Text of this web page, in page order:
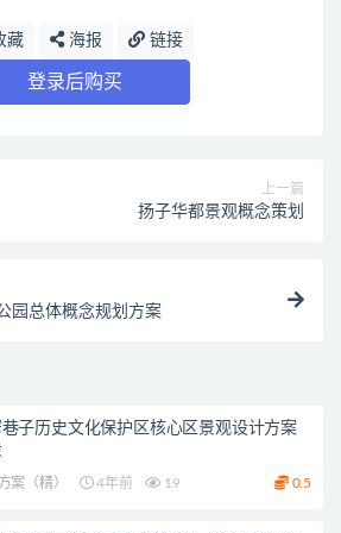
藏 海报 链接
登录后购买
上一篇
扬子华都景观概念策划
园总体概念规划方案
巷子历史文化保护区核心区景观设计方案
案（精） 4年前 19 0.5